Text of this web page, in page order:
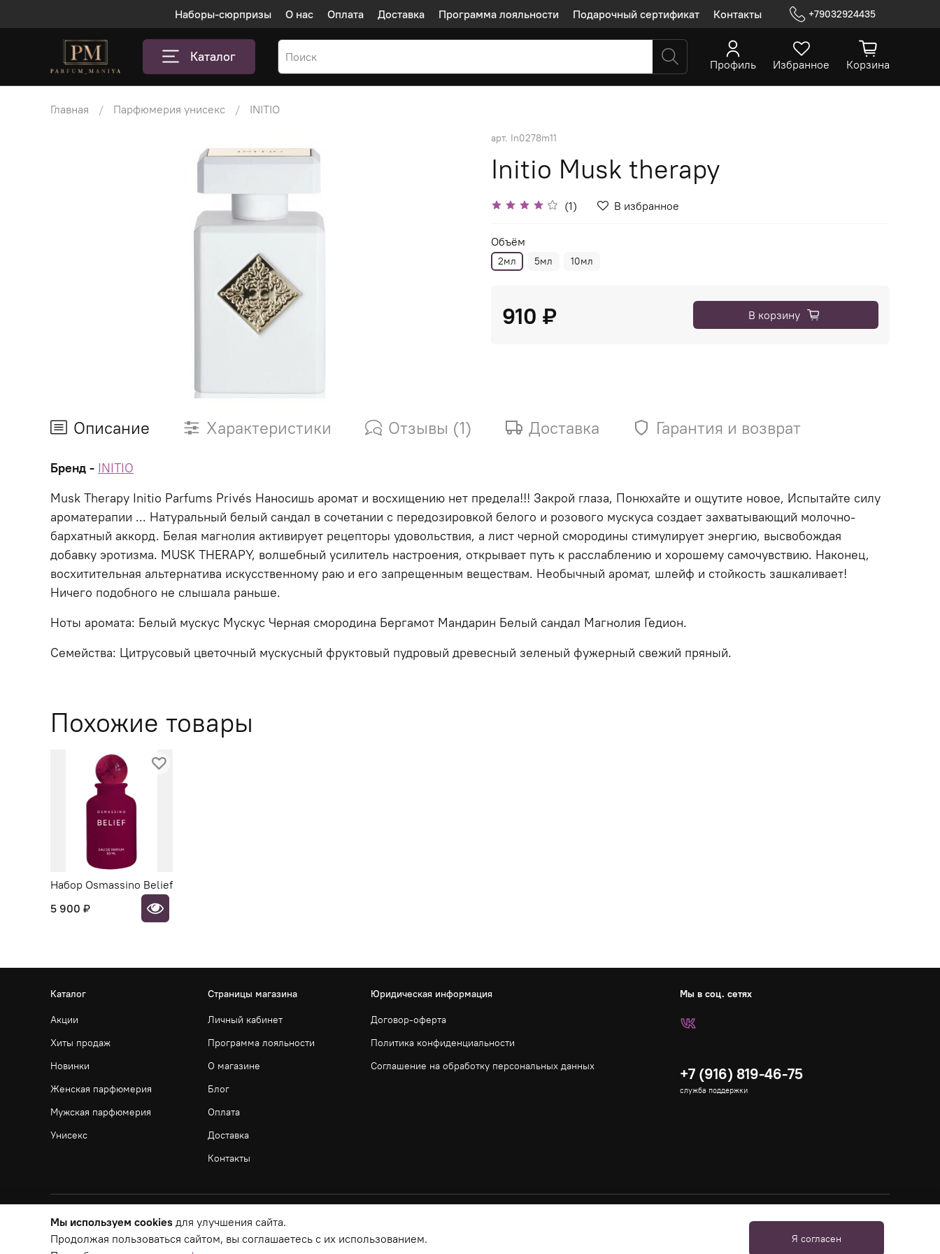
Наборы-сюрпризы О нас Оплата Доставка Программа лояльности Подарочный сертификат Контакты +79032924435
Каталог Профиль Избранное Корзина
Главная Парфюмерия унисекс INITIO
арт. In0278m11
Initio Musk therapy
(1) В избранное
Объём
2мл 5мл 10мл
910 ₽ В корзину
Описание Характеристики Отзывы (1) Доставка Гарантия и возврат
Бренд - INITIO
Musk Therapy Initio Parfums Privés Наносишь аромат и восхищению нет предела!!! Закрой глаза, Понюхайте и ощутите новое, Испытайте силу
ароматерапии ... Натуральный белый сандал в сочетании с передозировкой белого и розового мускуса создает захватывающий молочно-
бархатный аккорд. Белая магнолия активирует рецепторы удовольствия, а лист черной смородины стимулирует энергию, высвобождая
добавку эротизма. MUSK THERAPY, волшебный усилитель настроения, открывает путь к расслаблению и хорошему самочувствию. Наконец,
восхитительная альтернатива искусственному раю и его запрещенным веществам. Необычный аромат, шлейф и стойкость зашкаливает!
Ничего подобного не слышала раньше.
Ноты аромата: Белый мускус Мускус Черная смородина Бергамот Мандарин Белый сандал Магнолия Гедион.
Семейства: Цитрусовый цветочный мускусный фруктовый пудровый древесный зеленый фужерный свежий пряный.
Похожие товары
Набор Osmassino Belief
5 900 ₽
Каталог
Акции
Хиты продаж
Новинки
Женская парфюмерия
Мужская парфюмерия
Унисекс
Страницы магазина
Личный кабинет
Программа лояльности
О магазине
Блог
Оплата
Доставка
Контакты
Юридическая информация
Договор-оферта
Политика конфиденциальности
Соглашение на обработку персональных данных
Мы в соц. сетях
+7 (916) 819-46-75
служба поддержки
Мы используем cookies для улучшения сайта.
Продолжая пользоваться сайтом, вы соглашаетесь с их использованием.
Я согласен